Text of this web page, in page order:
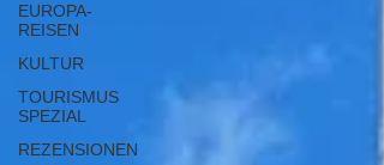
EUROPA-
REISEN
KULTUR
TOURISMUS
SPEZIAL
REZENSIONEN